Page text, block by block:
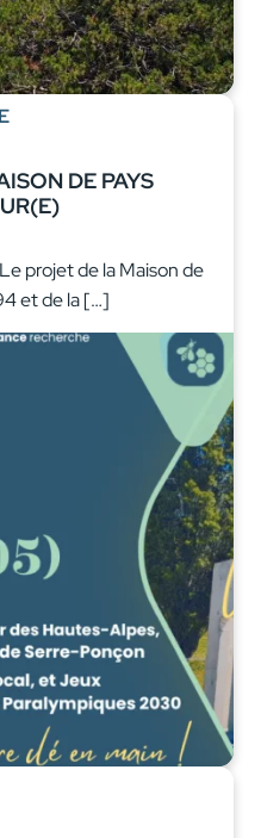
DE PAYS
projet de la Maison de
et de la […]